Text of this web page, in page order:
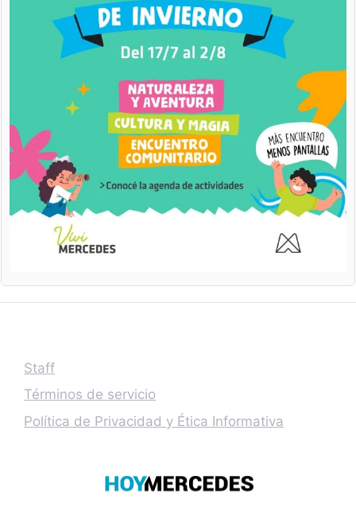
Staff
Términos de servicio
Política de Privacidad y Ética Informativa